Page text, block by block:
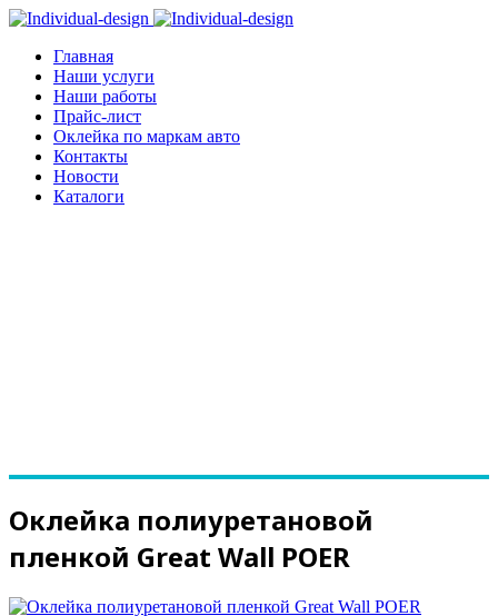
Главная
Наши услуги
Наши работы
Прайс-лист
Оклейка по маркам авто
Контакты
Новости
Каталоги
Оклейка полиуретановой
пленкой Great Wall POER